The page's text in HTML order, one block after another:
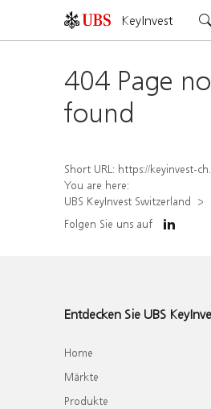
KeyInvest
404 Page
found
Short URL: https://keyinvest-ch.ubs.com/produkt/
You are here:
UBS KeyInvest Switzerland
Folgen Sie uns auf
Entdecken Sie UBS
Home
Märkte
Produkte